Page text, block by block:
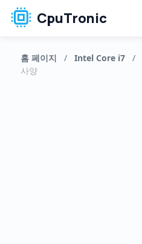
CpuTronic
홈 페이지 / Intel Core i7 /
사양